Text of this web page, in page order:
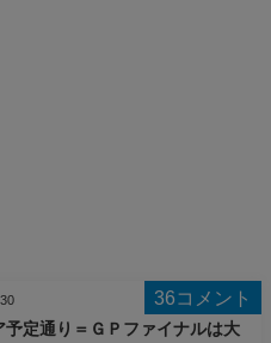
36コメント
予定通り＝ＧＰファイナルは大